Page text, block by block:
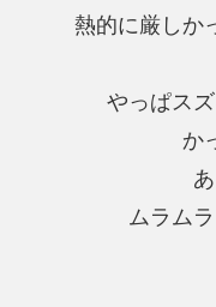
熱的に厳しか
やっぱス
か
ムラム